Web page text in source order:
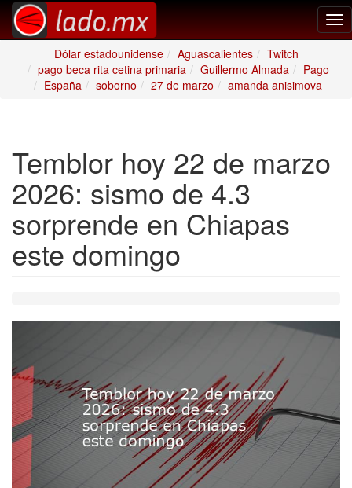
Dólar estadounidense
Aguascalientes
Twitch
pago beca rita cetina primaria
Guillermo Almada
Pago
España
soborno 27 de marzo amanda anisimova
Temblor hoy 22 de marzo
2026: sismo de 4.3
sorprende en Chiapas
este domingo